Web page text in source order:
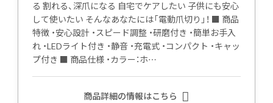
る 割れる、深爪になる 自宅でケアしたい 子供にも安心
して使いたい そんなあなたには「電動爪切り」！ ■ 商品
特徴 ・安心設計 ・スピード調整 ・研磨付き ・簡単お手入
れ ・LEDライト付き ・静音 ・充電式 ・コンパクト ・キャッ
プ付き ■ 商品仕様 ・カラー：ホ…
商品詳細の情報はこちら